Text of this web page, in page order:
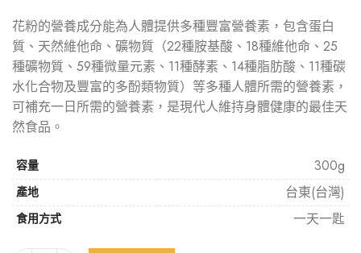
花粉的營養成分能為人體提供多種豐富營養素，包含蛋白
質、天然維他命、礦物質（22種胺基酸、18種維他命、25
種礦物質、59種微量元素、11種酵素、14種脂肪酸、11種碳
水化合物及豐富的多酚類物質）等多種人體所需的營養素，
可補充一日所需的營養素，是現代人維持身體健康的最佳天
然食品。
容量 300g
產地 台東(台灣)
食用方式 一天一匙